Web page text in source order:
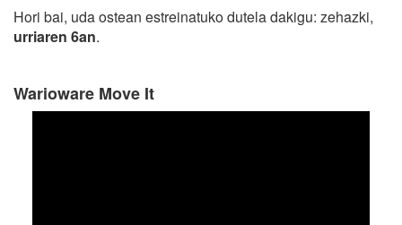
Hori bai, uda ostean estreinatuko dutela dakigu: zehazki,
urriaren 6an.
Warioware Move It